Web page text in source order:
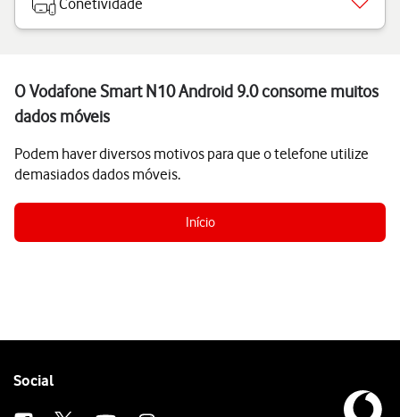
Conetividade
O Vodafone Smart N10 Android 9.0 consome muitos
dados móveis
Podem haver diversos motivos para que o telefone utilize
demasiados dados móveis.
Início
Follow
Social